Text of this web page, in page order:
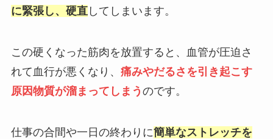
に緊張し、硬直してしまいます。
この硬くなった筋肉を放置すると、血管が圧迫さ
れて血行が悪くなり、 痛みやだるさを引き起こす
原因物質が溜まってしまう のです。
仕事の合間や一日の終わりに簡単なストレッチを